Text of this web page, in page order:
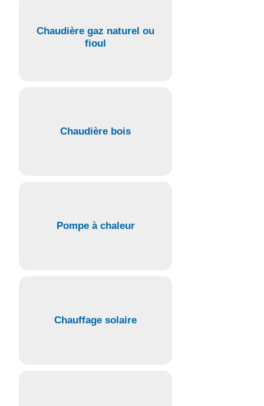
Chaudière gaz naturel ou
fioul
Chaudière bois
Pompe à chaleur
Chauffage solaire